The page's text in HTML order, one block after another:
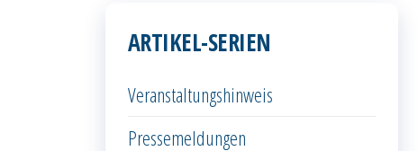
ARTIKEL-SERIEN
Veranstaltungshinweis
Pressemeldungen